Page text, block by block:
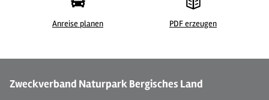
Anreise planen PDF erzeugen
Zweckverband Naturpark Bergisches Land